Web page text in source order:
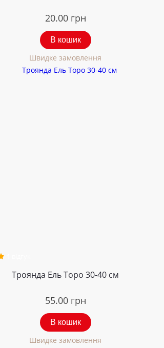
20.00 грн
В кошик
Швидке замовлення
Троянда Ель Торо 30-40 см
55.00 грн
В кошик
Швидке замовлення